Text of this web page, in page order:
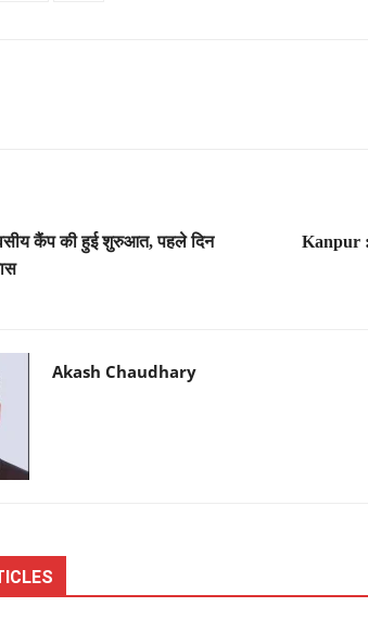
कैंप की हुई शुरुआत, पहले दिन
Kanpur :
Akash Chaudhary